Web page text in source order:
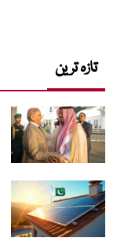
تازہ ترین